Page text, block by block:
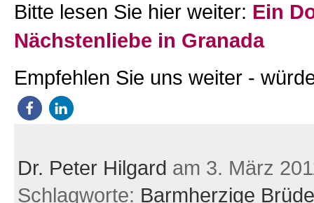
Bitte lesen Sie hier weiter: Ein
Nächstenliebe in Granada
Empfehlen Sie uns weiter -
Dr. Peter Hilgard am 3. März
Schlagworte: Barmherzige